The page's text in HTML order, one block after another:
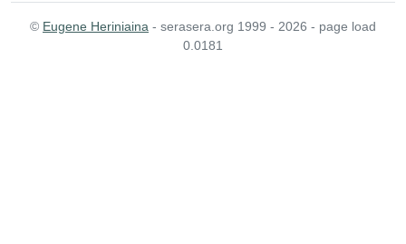
© Eugene Heriniaina - serasera.org 1999 - 2026 - page load
0.0181